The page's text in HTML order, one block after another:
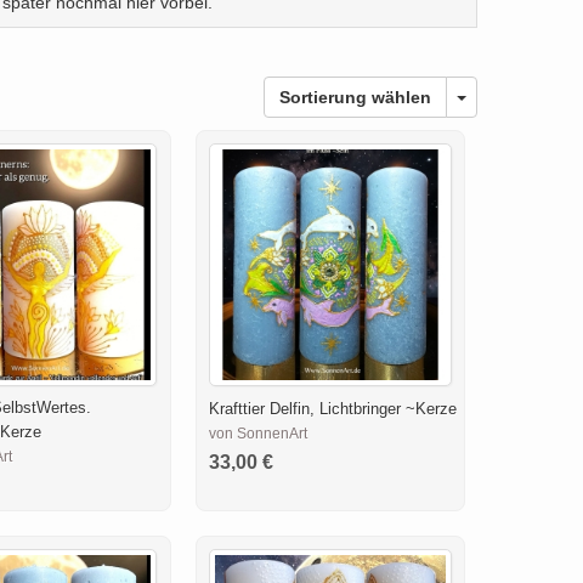
Sortierung wählen
Krafttier Delfin, Lichtbringer ~Kerze
von SonnenArt
33,00 €